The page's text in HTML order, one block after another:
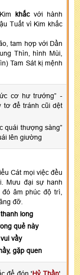
khắcvới hành
Tuất vì Kim khắc
tam hợp với Dần
Thìn, hình Mùi,
Tam Sát kị mệnh
cơ hư trướng” -
tơ để tránh cũi dệt
quái thượng sàng”
lên giường
Cát mọi việc đều
Mưu đại sự hanh
âm phúc độ trì,
đỡ.
long
quẻ này
vầy
gặp quen